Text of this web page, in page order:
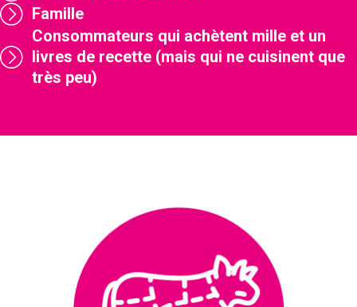
Famille
Consommateurs qui achètent mille et un
livres de recette (mais qui ne cuisinent que
très peu)